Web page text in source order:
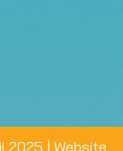
2025 | Website